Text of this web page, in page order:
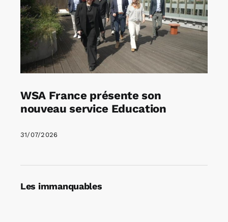
WSA France présente son
nouveau service Education
31/07/2026
Les immanquables